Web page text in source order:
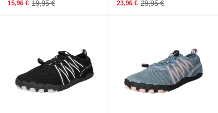
15,96 €
Old
19,95 € 23,96 €
Old
29,95 €